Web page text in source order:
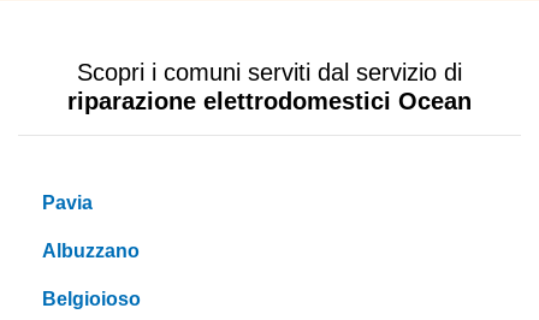
Scopri i comuni serviti dal servizio di
riparazione elettrodomestici Ocean
Pavia
Albuzzano
Belgioioso